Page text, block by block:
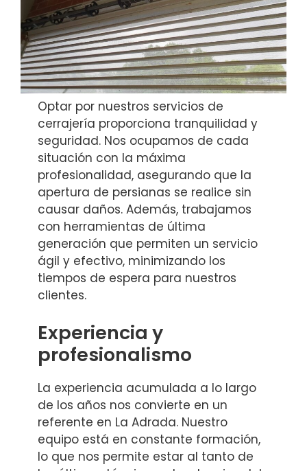
Optar por nuestros servicios de
cerrajería proporciona tranquilidad y
seguridad. Nos ocupamos de cada
situación con la máxima
profesionalidad, asegurando que la
apertura de persianas se realice sin
causar daños. Además, trabajamos
con herramientas de última
generación que permiten un servicio
ágil y efectivo, minimizando los
tiempos de espera para nuestros
clientes.
Experiencia y
profesionalismo
La experiencia acumulada a lo largo
de los años nos convierte en un
referente en La Adrada. Nuestro
equipo está en constante formación,
lo que nos permite estar al tanto de